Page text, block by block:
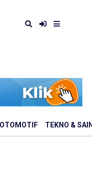
OTOMOTIF TEKNO &